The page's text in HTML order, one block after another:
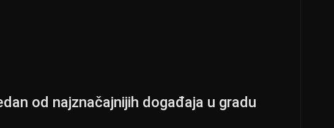
od najznačajnijih događaja u gradu